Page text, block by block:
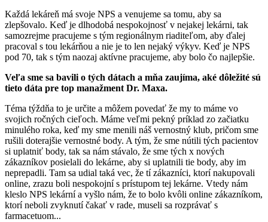
Každá lekáreň má svoje NPS a venujeme sa tomu, aby sa
zlepšovalo. Keď je dlhodobá nespokojnosť v nejakej lekárni, tak
samozrejme pracujeme s tým regionálnym riaditeľom, aby ďalej
pracoval s tou lekárňou a nie je to len nejaký výkyv. Keď je NPS
pod 70, tak s tým naozaj aktívne pracujeme, aby bolo čo najlepšie.
Veľa sme sa bavili o tých dátach a mňa zaujíma, aké dôležité sú
tieto dáta pre top manažment Dr. Maxa.
Téma týždňa to je určite a môžem povedať že my to máme vo
svojich ročných cieľoch. Máme veľmi pekný príklad zo začiatku
minulého roka, keď my sme menili náš vernostný klub, pričom sme
rušili doterajšie vernostné body. A tým, že sme nútili tých pacientov
si uplatniť body, tak sa nám stávalo, že sme tých x nových
zákazníkov posielali do lekárne, aby si uplatnili tie body, aby im
neprepadli. Tam sa udial taká vec, že tí zákazníci, ktorí nakupovali
online, zrazu boli nespokojní s prístupom tej lekárne. Vtedy nám
kleslo NPS lekární a vyšlo nám, že to bolo kvôli online zákazníkom,
ktorí neboli zvyknutí čakať v rade, museli sa rozprávať s
farmacetuom...